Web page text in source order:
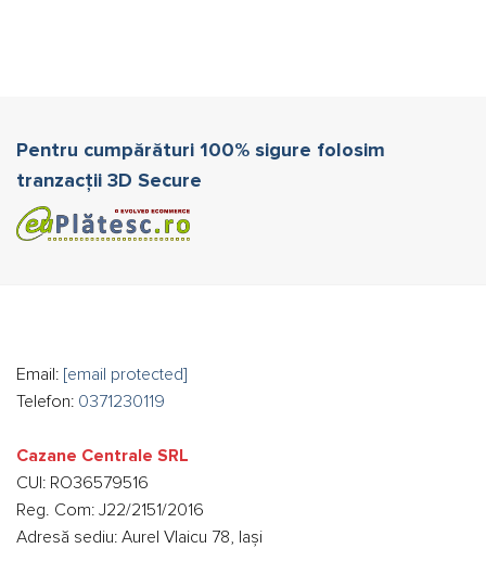
Pentru cumpărături 100% sigure folosim
tranzacții 3D Secure
Email: [email protected]
Telefon: 0371230119
Cazane Centrale SRL
CUI: RO36579516
Reg. Com: J22/2151/2016
Adresă sediu: Aurel Vlaicu 78, Iași